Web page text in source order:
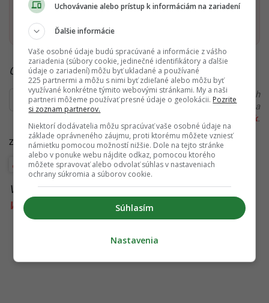
Čítaj viac z kategórie: Zo Slovenska
Ďakujeme, že čítaš Startitup. V prípade, že máš postreh
alebo si našiel v článku chybu, napíš nám na
redakcia@startitup.sk.
Zdroje:Closer, Aktuality,HN
Bratislava
Viac k téme:letisko Bratislava,ryanair,slovensko
Wizz Air letenky
Uchovávanie alebo prístup k informáciám na zariadení
Ďalšie informácie
Vaše osobné údaje budú spracúvané a informácie z vášho
zariadenia (súbory cookie, jedinečné identifikátory a ďalšie
údaje o zariadení) môžu byť ukladané a používané
225 partnermi a môžu s nimi byť zdieľané alebo môžu byť
využívané konkrétne týmito webovými stránkami. My a naši
partneri môžeme používať presné údaje o geolokácii. Pozrite
si zoznam partnerov.
Niektorí dodávatelia môžu spracúvať vaše osobné údaje na
základe oprávneného záujmu, proti ktorému môžete vzniesť
námietku pomocou možností nižšie. Dole na tejto stránke
alebo v ponuke webu nájdite odkaz, pomocou ktorého
môžete spravovať alebo odvolať súhlas v nastaveniach
ochrany súkromia a súborov cookie.
Súhlasím
Nastavenia